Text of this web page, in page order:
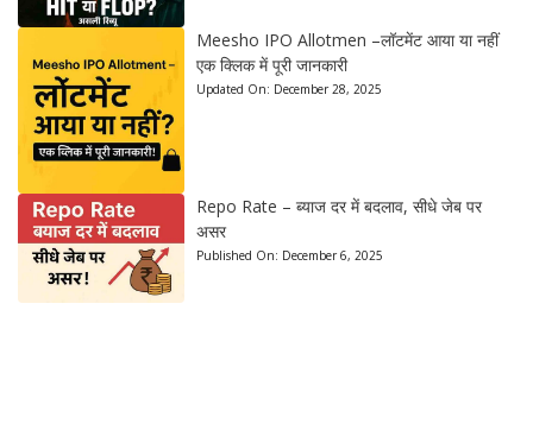
Meesho IPO Allotmen –लॉटमेंट आया या नहीं
एक क्लिक में पूरी जानकारी
Updated On: December 28, 2025
Repo Rate – ब्याज दर में बदलाव, सीधे जेब पर
असर
Published On: December 6, 2025